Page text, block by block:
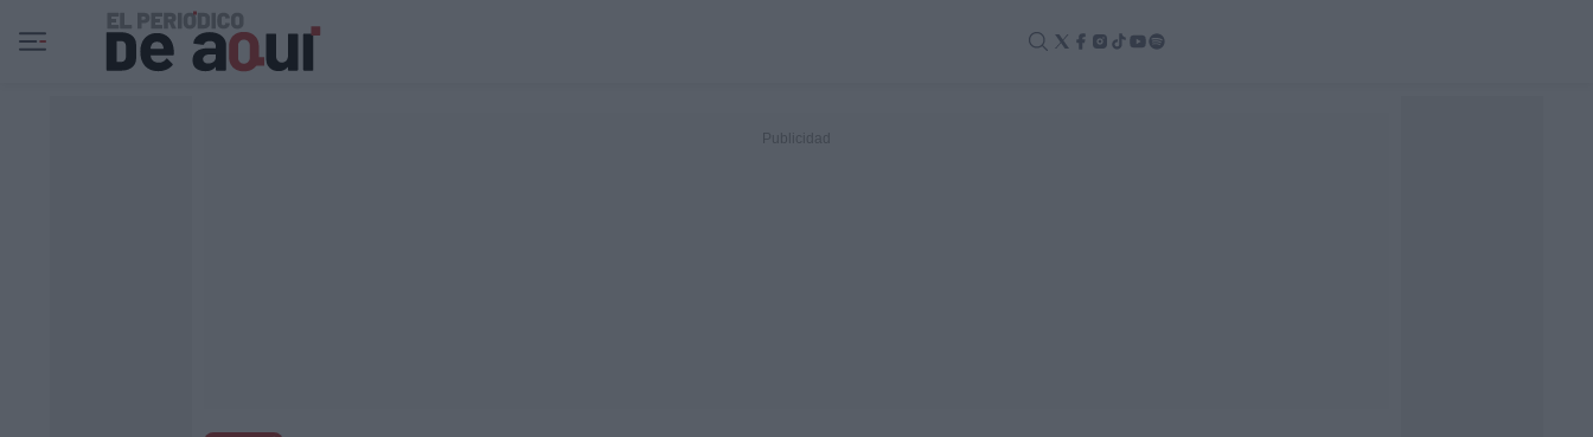
Ir al contenido principal